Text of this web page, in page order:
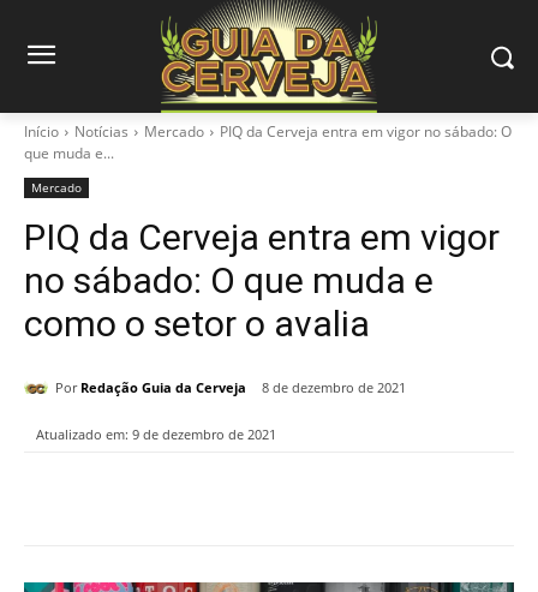
Início Notícias Mercado
PIQ da Cerveja entra em vigor no sábado: O
que muda e...
Mercado
PIQ da Cerveja entra em vigor
no sábado: O que muda e
como o setor o avalia
Por Redação Guia da Cerveja 8 de dezembro de 2021
Atualizado em: 9 de dezembro de 2021